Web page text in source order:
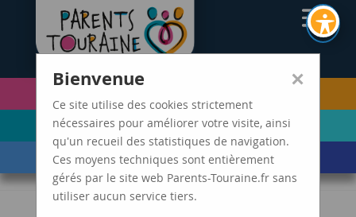
PETITE ENFANCE
(0-5 ANS)
ENFANCE
(6-11 ANS)
ADOLESCENCE ET
JEUNES ADULTES
LES ÉVÈNEMENTS
DE VIE MARDIS SPAGHETTI
×
Bienvenue
Ce site utilise des cookies strictement
nécessaires pour améliorer votre visite, ainsi
qu'un recueil des statistiques de navigation.
Ces moyens techniques sont entièrement
gérés par le site web Parents-Touraine.fr sans
utiliser aucun service tiers.